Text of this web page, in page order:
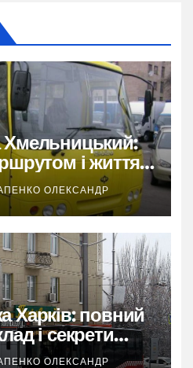
і життям
ОЛЕКСАНДР
Харків: повний
і секрети
ОЛЕКСАНДР